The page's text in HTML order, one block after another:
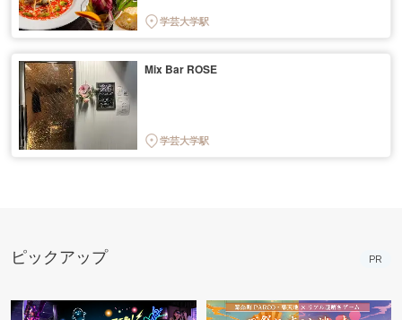
学芸大学駅
Mix Bar ROSE
学芸大学駅
ピックアップ PR